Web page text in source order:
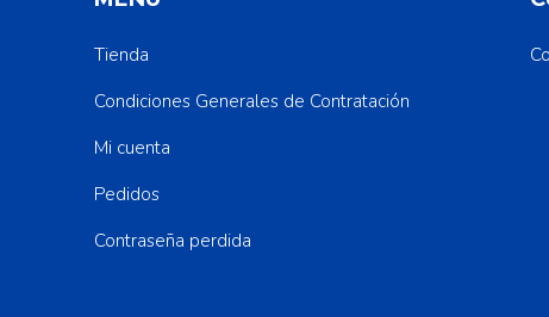
Tienda
Condiciones Generales de Contratación
Mi cuenta
Pedidos
Contraseña perdida